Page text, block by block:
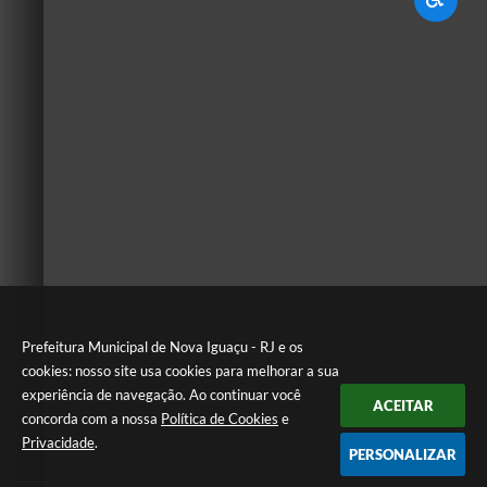
Prefeitura Municipal de Nova Iguaçu - RJ e os
cookies: nosso site usa cookies para melhorar a sua
experiência de navegação. Ao continuar você
concorda com a nossa Política de Cookies e
Privacidade.
ACEITAR
PERSONALIZAR